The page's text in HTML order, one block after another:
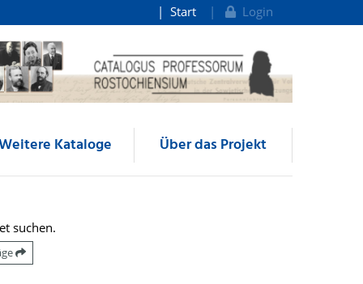
Start Login
Kataloge Über das Projekt
suchen.